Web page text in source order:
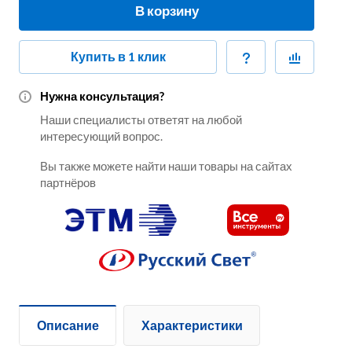
В корзину
Купить в 1 клик
Нужна консультация?
Наши специалисты ответят на любой
интересующий вопрос.
Вы также можете найти наши товары на сайтах
партнёров
Описание Характеристики